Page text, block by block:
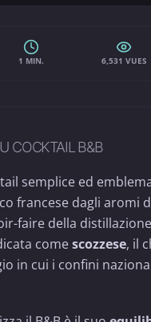
1 MIN. 6,531 VUES
COCKTAIL B&B
semplice ed
francese dagli aromi
faire della
comescozzese, il
in cui i confini